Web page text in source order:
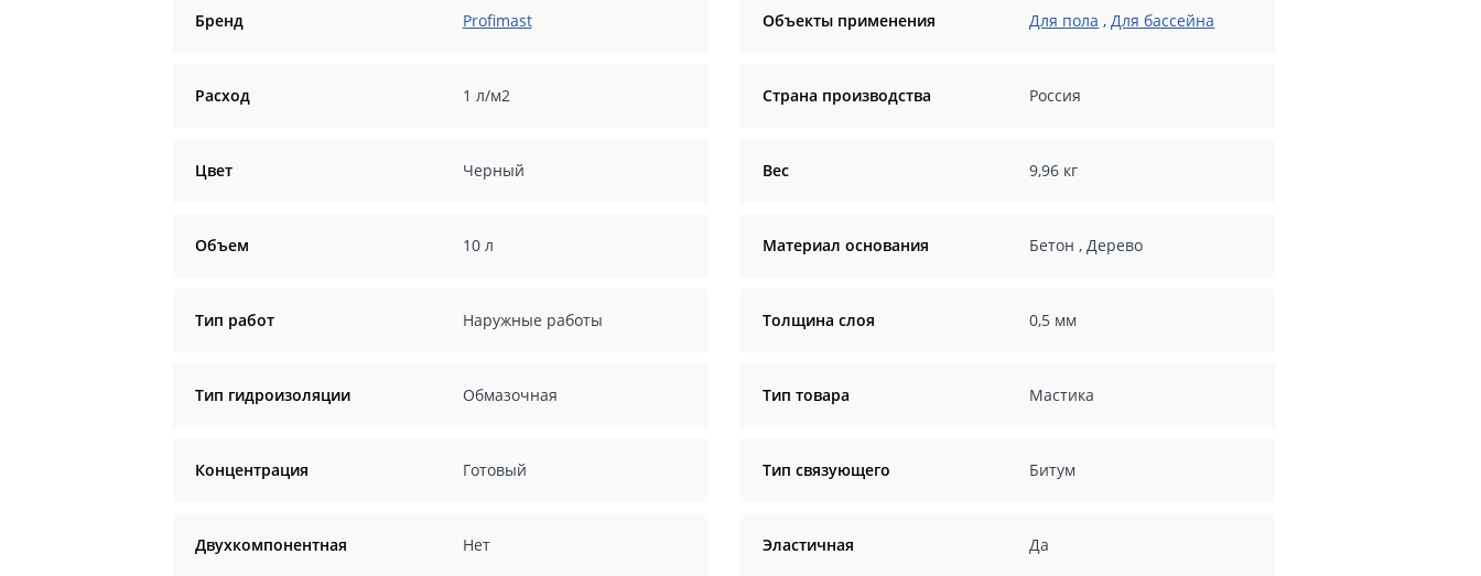
Бренд Profimast Объекты применения Для пола ,Для бассейна
Расход 1 л/м2 Страна производства Россия
Цвет Черный Вес 9,96 кг
Объем 10 л Материал основания Бетон ,Дерево
Тип работ Наружные работы Толщина слоя 0,5 мм
Тип гидроизоляции Обмазочная Тип товара Мастика
Концентрация Готовый Тип связующего Битум
Двухкомпонентная Нет Эластичная Да